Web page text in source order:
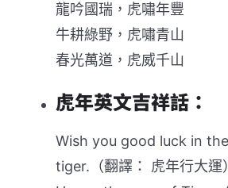
龍吟國瑞，虎嘯年豐
牛耕綠野，虎嘯青山
春光萬道，虎威千山
虎年英文吉祥話：
Wish you good luck in
tiger.（翻譯： 虎年行大運）